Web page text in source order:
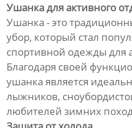
Ушанка для активного
Ушанка - это
убор, который стал
спортивной одежды для
Благодаря своей
ушанка является
лыжников,
любителей зимних